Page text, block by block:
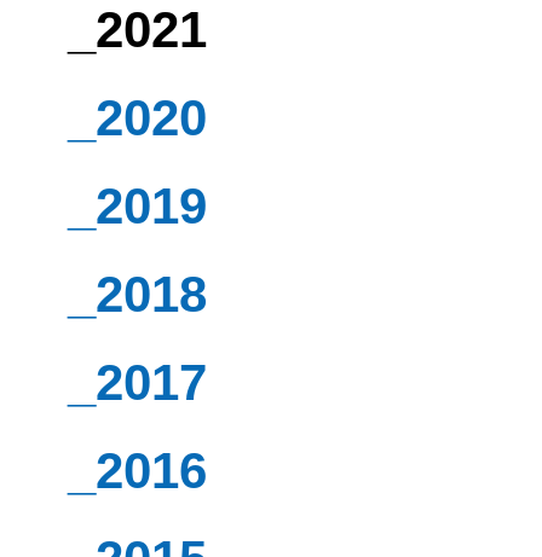
_2021
_2020
_2019
_2018
_2017
_2016